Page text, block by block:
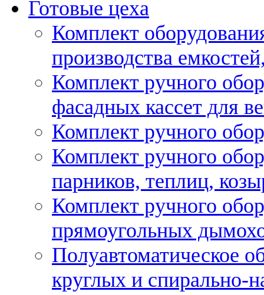
Готовые цеха
Комплект
производства
Комплект ручного
фасадных кассет для
Комплект ручного
Комплект ручного
парников, теплиц,
Комплект ручного
прямоугольных
Полуавтоматическое
круглых и спирально-